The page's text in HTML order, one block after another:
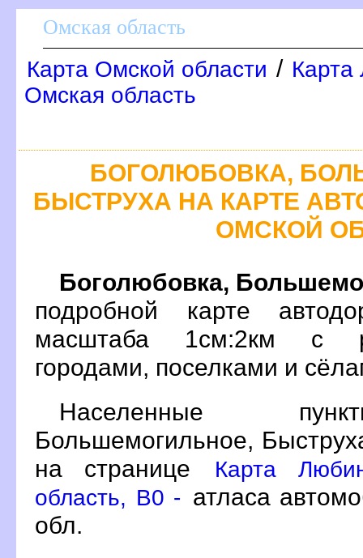
Омская область
Карта Омской области / Карта
Омская область
БОГОЛЮБОВКА,
БЫСТРУХА НА КАРТЕ
ОМСКОЙ
Боголюбовка,
подробной карте
масштаба 1см:2км с
ородами, поселками и
Населенные
Большемогильное,
на странице
Карта
область, B0 - атласа
обл.